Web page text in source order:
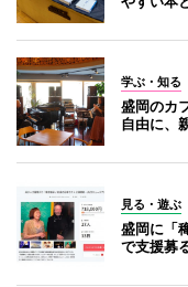
学ぶ・知る
盛岡のカ
自由に、
見る・遊ぶ
盛岡に「
で支援募